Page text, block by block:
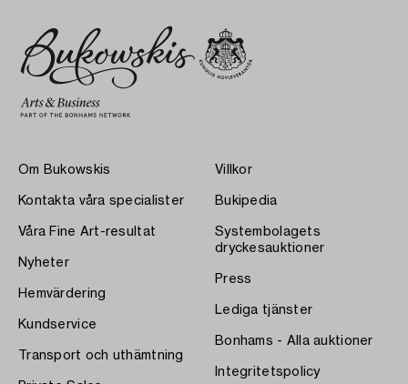
Om Bukowskis
Kontakta våra specialister
Våra Fine Art-resultat
Nyheter
Hemvärdering
Kundservice
Transport och uthämtning
Villkor
Bukipedia
Systembolagets
dryckesauktioner
Press
Lediga tjänster
Bonhams - Alla auktioner
Integritetspolicy